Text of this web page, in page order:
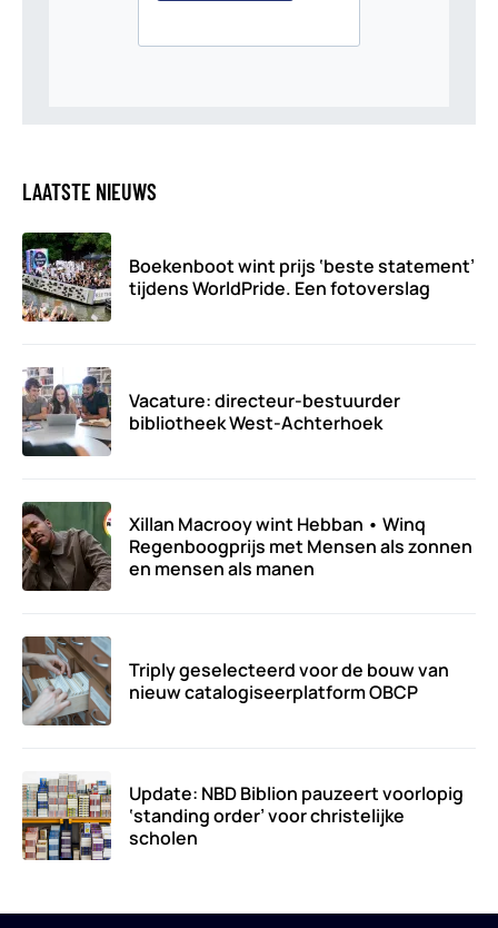
LAATSTE NIEUWS
Boekenboot wint prijs ‘beste statement’
tijdens WorldPride. Een fotoverslag
Vacature: directeur-bestuurder
bibliotheek West-Achterhoek
Xillan Macrooy wint Hebban • Winq
Regenboogprijs met Mensen als zonnen
en mensen als manen
Triply geselecteerd voor de bouw van
nieuw catalogiseerplatform OBCP
Update: NBD Biblion pauzeert voorlopig
‘standing order’ voor christelijke
scholen